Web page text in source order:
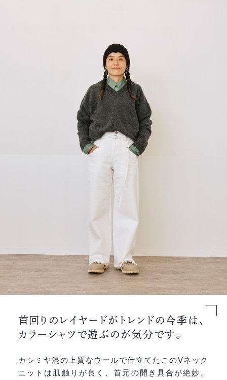
首回りのレイヤードがトレンドの今季は、
カラーシャツで遊ぶのが気分です。
カシミヤ混の上質なウールで仕立てたこのVネック
ニットは肌触りが良く、首元の開き具合が絶妙。